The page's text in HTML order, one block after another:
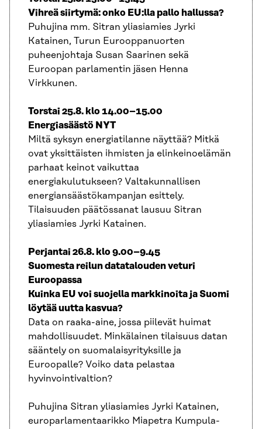
Vihreä siirtymä: onko EU:lla pallo hallussa?
Puhujina mm. Sitran yliasiamies Jyrki
Katainen, Turun Eurooppanuorten
puheenjohtaja Susan Saarinen sekä
Euroopan parlamentin jäsen Henna
Virkkunen.
Torstai 25.8. klo 14.00–15.00
Energiasäästö NYT
Miltä syksyn energiatilanne näyttää? Mitkä
ovat yksittäisten ihmisten ja elinkeinoelämän
parhaat keinot vaikuttaa
energiakulutukseen? Valtakunnallisen
energiansäästökampanjan esittely.
Tilaisuuden päätössanat lausuu Sitran
yliasiamies Jyrki Katainen.
Perjantai 26.8. klo 9.00–9.45
Suomesta reilun datatalouden veturi
Euroopassa
Kuinka EU voi suojella markkinoita ja Suomi
löytää uutta kasvua?
Data on raaka-aine, jossa piilevät huimat
mahdollisuudet. Minkälainen tilaisuus datan
sääntely on suomalaisyrityksille ja
Euroopalle? Voiko data pelastaa
hyvinvointivaltion?
Puhujina Sitran yliasiamies Jyrki Katainen,
europarlamentaarikko Miapetra Kumpula-